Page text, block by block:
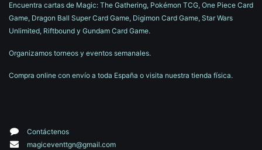
Encuentra cartas de Magic: The Gathering, Pokémon TCG, One Piece Card
Game, Dragon Ball Super Card Game, Digimon Card Game, Star Wars
Unlimited, Riftbound y Gundam Card Game.
Organizamos torneos y eventos semanales.
Compra online con envío a toda España o visita nuestra tienda física.
Contáctenos
magiceventtgn@gmail.com